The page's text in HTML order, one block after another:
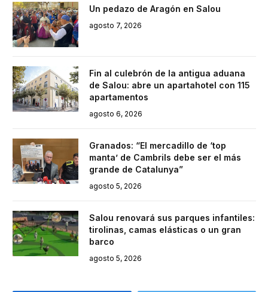
Un pedazo de Aragón en Salou
agosto 7, 2026
Fin al culebrón de la antigua aduana
de Salou: abre un apartahotel con 115
apartamentos
agosto 6, 2026
Granados: “El mercadillo de ‘top
manta’ de Cambrils debe ser el más
grande de Catalunya”
agosto 5, 2026
Salou renovará sus parques infantiles:
tirolinas, camas elásticas o un gran
barco
agosto 5, 2026